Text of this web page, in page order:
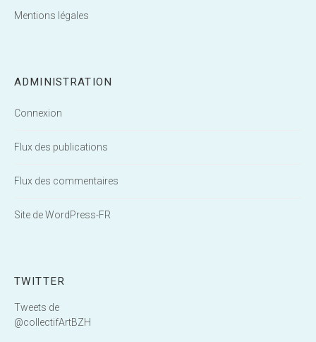
Mentions légales
ADMINISTRATION
Connexion
Flux des publications
Flux des commentaires
Site de WordPress-FR
TWITTER
Tweets de
@collectifArtBZH